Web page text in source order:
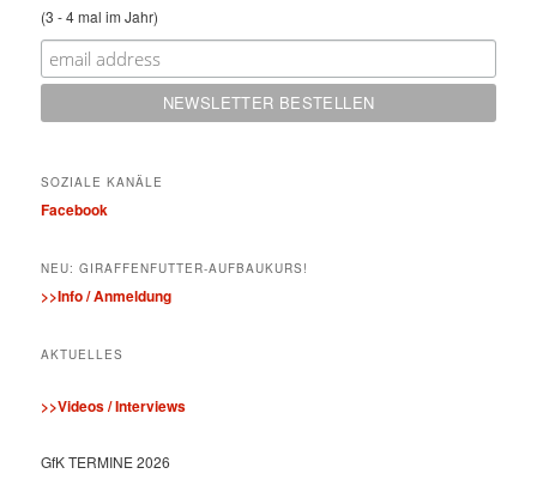
(3 - 4 mal im Jahr)
SOZIALE KANÄLE
Facebook
NEU: GIRAFFENFUTTER-AUFBAUKURS!
>>Info / Anmeldung
AKTUELLES
>>Videos / Interviews
GfK TERMINE 2026